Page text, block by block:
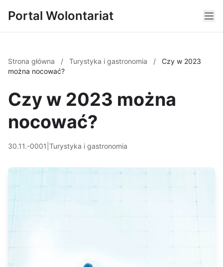
Portal Wolontariat
Strona główna / Turystyka i gastronomia /
Czy w 2023
można nocować?
Czy w 2023 można
nocować?
30.11.-0001 Turystyka i gastronomia